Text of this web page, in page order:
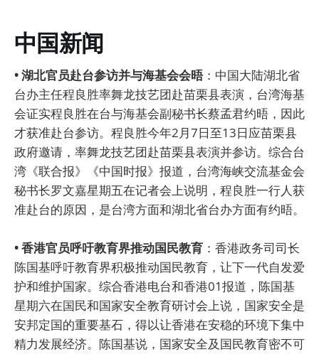
中国新闻
• 湖北官员赴台参访并与海基会会晤：中国大陆湖北省
台办主任程良胜率舞龙技艺团赴苗栗县表演，台湾海基
会证实程良胜在台与海基会副秘书长蔡孟君约晤，因此
才获准赴台参访。程良胜今年2月7日至13日应苗栗县
政府邀请，率舞龙技艺团赴苗栗县表演并参访。综合台
湾《联合报》《中国时报》报道，台湾海峡交流基金会
秘书长罗文嘉星期五在记者会上说明，程良胜一行人获
准赴台的原因，是台湾方面和湖北省台办方面有约晤。
• 香港官员呼吁教育界推动国民教育 ：香港政务司司长
陈国基呼吁教育界积极推动国民教育，让下一代自发爱
护和维护国家。综合香港电台和香港01报道，陈国基
星期六在国民和国家安全教育研讨会上说，国家安全是
安邦定国的重要基石，得以让香港在安稳的环境下集中
精力发展经济。陈国基说，国家安全及国民教育密不可